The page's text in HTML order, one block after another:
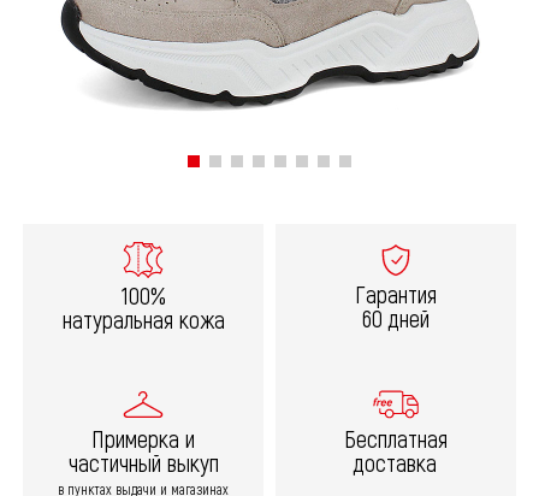
100%
натуральная кожа
Гарантия
60 дней
Примерка и
частичный выкуп
в пунктах выдачи и магазинах
Бесплатная
доставка